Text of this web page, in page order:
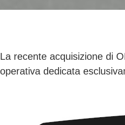
La recente acquisizione di
operativa dedicata